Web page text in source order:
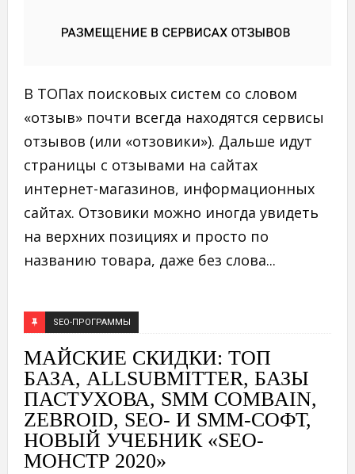
В ТОПах поисковых систем со словом
«отзыв» почти всегда находятся сервисы
отзывов (или «отзовики»). Дальше идут
страницы с отзывами на сайтах
интернет-магазинов, информационных
сайтах. Отзовики можно иногда увидеть
на верхних позициях и просто по
названию товара, даже без слова...
SEO-ПРОГРАММЫ
МАЙСКИЕ CКИДКИ: ТОП
БАЗА, ALLSUBMITTER, БАЗЫ
ПАСТУХОВА, SMM COMBAIN,
ZEBROID, SEO- И SMM-СОФТ,
НОВЫЙ УЧЕБНИК «SEO-
МОНСТР 2020»